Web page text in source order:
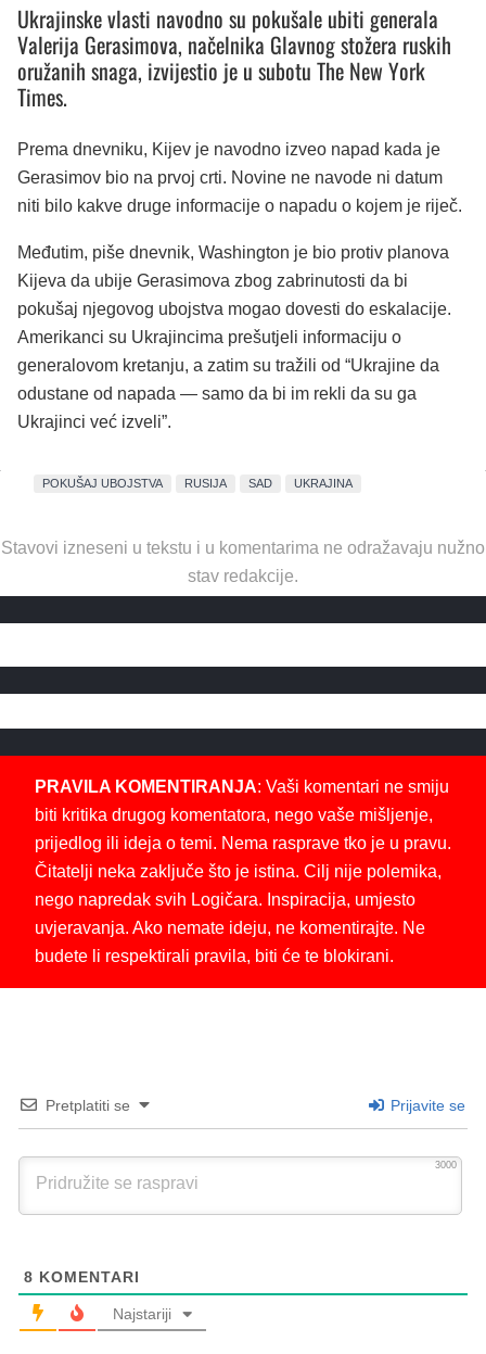
Ukrajinske vlasti navodno su pokušale ubiti generala
Valerija Gerasimova, načelnika Glavnog stožera ruskih
oružanih snaga, izvijestio je u subotu The New York
Times.
Prema dnevniku, Kijev je navodno izveo napad kada je
Gerasimov bio na prvoj crti. Novine ne navode ni datum
niti bilo kakve druge informacije o napadu o kojem je riječ.
Međutim, piše dnevnik, Washington je bio protiv planova
Kijeva da ubije Gerasimova zbog zabrinutosti da bi
pokušaj njegovog ubojstva mogao dovesti do eskalacije.
Amerikanci su Ukrajincima prešutjeli informaciju o
generalovom kretanju, a zatim su tražili od “Ukrajine da
odustane od napada — samo da bi im rekli da su ga
Ukrajinci već izveli”.
POKUŠAJ UBOJSTVA RUSIJA SAD UKRAJINA
Stavovi izneseni u tekstu i u komentarima ne odražavaju nužno
stav redakcije.
PRAVILA KOMENTIRANJA: Vaši komentari ne smiju
biti kritika drugog komentatora, nego vaše mišljenje,
prijedlog ili ideja o temi. Nema rasprave tko je u pravu.
Čitatelji neka zaključe što je istina. Cilj nije polemika,
nego napredak svih Logičara. Inspiracija, umjesto
uvjeravanja. Ako nemate ideju, ne komentirajte. Ne
budete li respektirali pravila, biti će te blokirani.
Pretplatiti se Prijavite se
3000
8 KOMENTARI
Najstariji